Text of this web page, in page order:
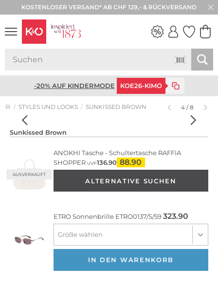
KOSTENLOSER VERSAND* AB CHF 129,- & RÜCKVERSAND
-20% AUF KINDERMODE KOE26-KIMO
STYLES UND LOOKS SUNKISSED BROWN 4 / 8
Sunkissed Brown
AUSVERKAUFT
ANOKHI Tasche - Schultertasche RAFFIA
SHOPPER UVP136.90 88.90
ALTERNATIVE SUCHEN
ETROSonnenbrille ETRO0137/S/59323.90
IN DEN WARENKORB